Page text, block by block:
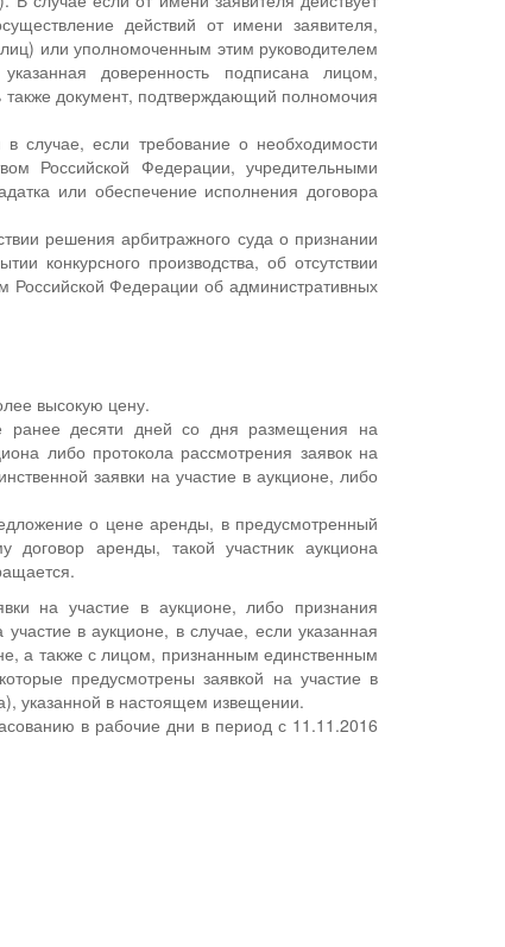
действий от имени заявителя,
или уполномоченным этим руководителем
доверенность подписана лицом,
также документ, подтверждающий полномочия
случае, если требование о необходимости
Российской Федерации, учредительными
или обеспечение исполнения договора
решения арбитражного суда о признании
конкурсного производства, об отсутствии
Российской Федерации об административных
высокую цену.
ранее десяти дней со дня размещения на
либо протокола рассмотрения заявок на
заявки на участие в аукционе, либо
о цене аренды, в предусмотренный
договор аренды, такой участник аукциона
на участие в аукционе, либо признания
в аукционе, в случае, если указанная
а также с лицом, признанным единственным
предусмотрены заявкой на участие в
указанной в настоящем извещении.
в рабочие дни в период с 11.11.2016